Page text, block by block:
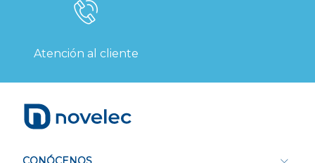
Atención al cliente